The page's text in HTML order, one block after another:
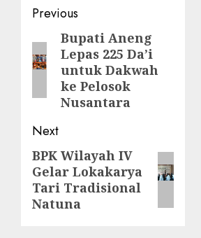
Post
navigation
Previous
Previous
post:
Bupati Aneng
Lepas 225 Da’i
untuk Dakwah
ke Pelosok
Nusantara
Next
Next
post:
BPK Wilayah IV
Gelar Lokakarya
Tari Tradisional
Natuna